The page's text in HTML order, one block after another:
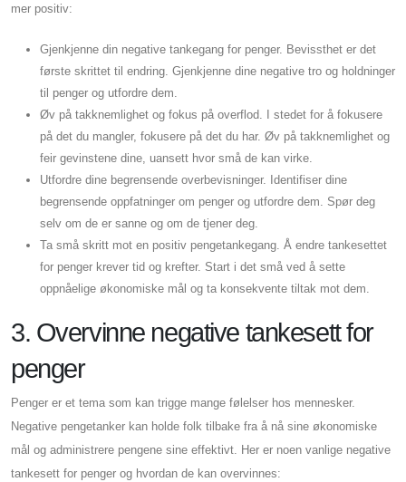
mer positiv:
Gjenkjenne din negative tankegang for penger. Bevissthet er det
første skrittet til endring. Gjenkjenne dine negative tro og holdninger
til penger og utfordre dem.
Øv på takknemlighet og fokus på overflod. I stedet for å fokusere
på det du mangler, fokusere på det du har. Øv på takknemlighet og
feir gevinstene dine, uansett hvor små de kan virke.
Utfordre dine begrensende overbevisninger. Identifiser dine
begrensende oppfatninger om penger og utfordre dem. Spør deg
selv om de er sanne og om de tjener deg.
Ta små skritt mot en positiv pengetankegang. Å endre tankesettet
for penger krever tid og krefter. Start i det små ved å sette
oppnåelige økonomiske mål og ta konsekvente tiltak mot dem.
3. Overvinne negative tankesett for
penger
Penger er et tema som kan trigge mange følelser hos mennesker.
Negative pengetanker kan holde folk tilbake fra å nå sine økonomiske
mål og administrere pengene sine effektivt. Her er noen vanlige negative
tankesett for penger og hvordan de kan overvinnes: